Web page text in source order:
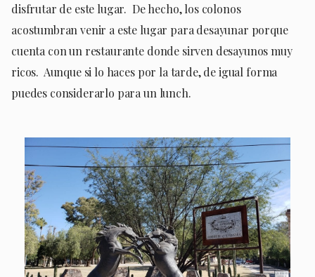
disfrutar de este lugar. De hecho, los colonos
acostumbran venir a este lugar para desayunar porque
cuenta con un restaurante donde sirven desayunos muy
ricos. Aunque si lo haces por la tarde, de igual forma
puedes considerarlo para un lunch.